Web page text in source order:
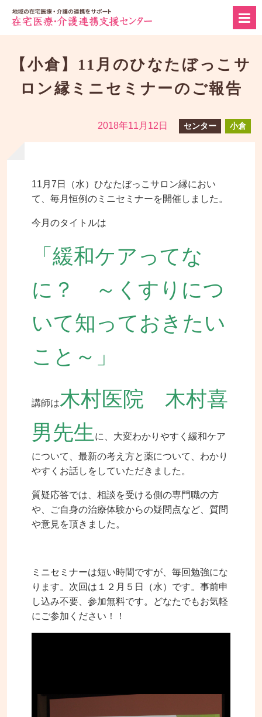
【小倉】11月のひなたぼっこサ
ロン縁ミニセミナーのご報告
2018年11月12日 センター 小倉
11月7日（水）ひなたぼっこサロン縁におい
て、毎月恒例のミニセミナーを開催しました。
今月のタイトルは
「緩和ケアってな
に？ ～くすりにつ
いて知っておきたい
こと～」
講師は木村医院 木村喜
男先生 に、大変わかりやすく緩和ケア
について、最新の考え方と薬について、わかり
やすくお話しをしていただきました。
質疑応答では、相談を受ける側の専門職の方
や、ご自身の治療体験からの疑問点など、質問
や意見を頂きました。
ミニセミナーは短い時間ですが、毎回勉強にな
ります。次回は１２月５日（水）です。事前申
し込み不要、参加無料です。どなたでもお気軽
にご参加ください！！